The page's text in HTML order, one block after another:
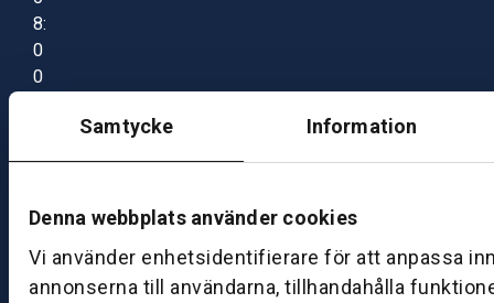
Samtycke Information
Denna webbplats använder cookies
Vi använder enhetsidentifierare för att anpassa
annonserna till användarna, tillhandahålla
8:
0
0
7:
0
B